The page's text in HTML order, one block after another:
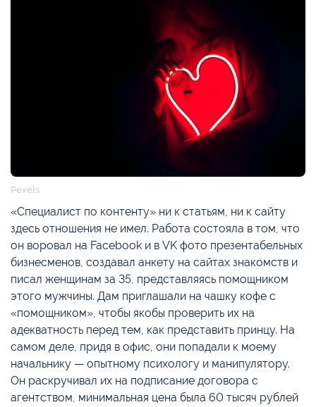
Pexels
«Специалист по контенту» ни к статьям, ни к сайту
здесь отношения не имел. Работа состояла в том, что
он воровал на Facebook и в VK фото презентабельных
бизнесменов, создавал анкету на сайтах знакомств и
писал женщинам за 35, представляясь помощником
этого мужчины. Дам приглашали на чашку кофе с
«помощником», чтобы якобы проверить их на
адекватность перед тем, как представить принцу. На
самом деле, придя в офис, они попадали к моему
начальнику — опытному психологу и манипулятору.
Он раскручивал их на подписание договора с
агентством, минимальная цена была 60 тысяч рублей